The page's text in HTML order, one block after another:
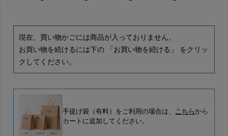
現在、買い物かごには商品が入っておりません。
お買い物を続けるには下の 「お買い物を続ける」 をクリッ
クしてください。
手提げ袋（有料）をご利用の場合は、 こちらから
カートに追加してください。